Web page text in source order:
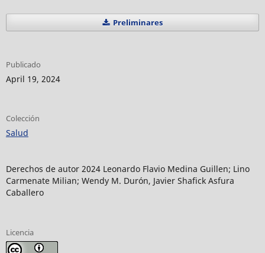
Preliminares
Publicado
April 19, 2024
Colección
Salud
Derechos de autor 2024 Leonardo Flavio Medina Guillen; Lino
Carmenate Milian; Wendy M. Durón, Javier Shafick Asfura
Caballero
Licencia